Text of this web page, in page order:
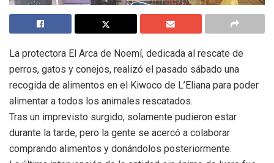
La protectora El Arca de Noemí, dedicada al rescate de
perros, gatos y conejos, realizó el pasado sábado una
recogida de alimentos en el Kiwoco de L’Eliana para poder
alimentar a todos los animales rescatados.
Tras un imprevisto surgido, solamente pudieron estar
durante la tarde, pero la gente se acercó a colaborar
comprando alimentos y donándolos posteriormente.